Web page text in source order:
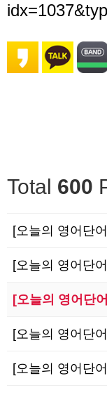
Total 600
[오늘의 영어단
[오늘의 영어단
[오늘의 영어단
[오늘의 영어단
[오늘의 영어단